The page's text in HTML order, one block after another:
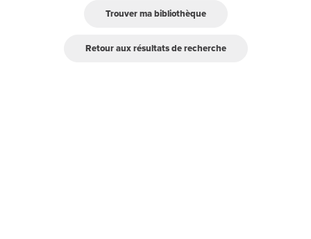
Trouver ma bibliothèque
Retour aux résultats de recherche